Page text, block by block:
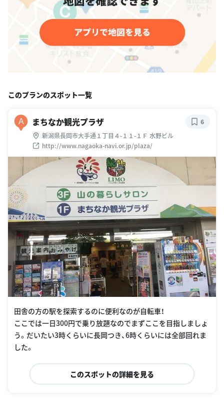
このプランのスポット一覧
A まちなか観光プラザ
新潟県長岡市大手通１丁目４-１１-１Ｆ 水野ビル
http://www.nagaoka-navi.or.jp/plaza/
6
田舎の方の駅を探索するのに便利なのが自転車！
ここでは一日300円で乗り放題なのでまずここを目指しましょ
う。だいたい3時くらいに長岡つき、6時くらいには全部回れま
した。
このスポットの詳細を見る